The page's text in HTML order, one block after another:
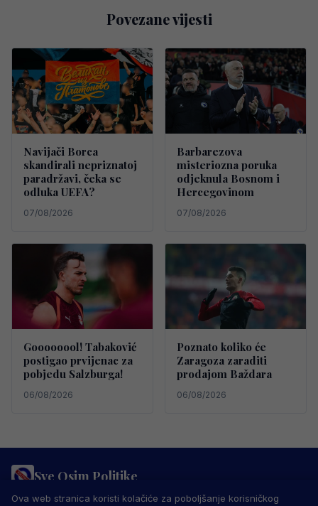
Povezane vijesti
Navijači Borca
skandirali nepriznatoj
paradržavi, čeka se
odluka UEFA?
07/08/2026
Barbarezova
misteriozna poruka
odjeknula Bosnom i
Hercegovinom
07/08/2026
Goooooool! Tabaković
postigao prvijenac za
pobjedu Salzburga!
06/08/2026
Poznato koliko će
Zaragoza zaraditi
prodajom Baždara
06/08/2026
Sve Osim Politike
PRAVILA PRIVATNOSTIMARKETING USLOVI KORIŠTENJA
Ova web stranica koristi kolačiće za poboljšanje korisničkog